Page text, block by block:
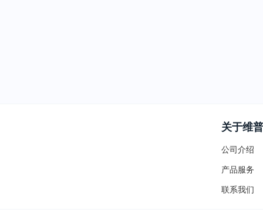
关于维普
公司介绍
产品服务
联系我们